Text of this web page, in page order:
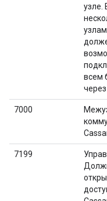
узле.
всем
через
7000
7199